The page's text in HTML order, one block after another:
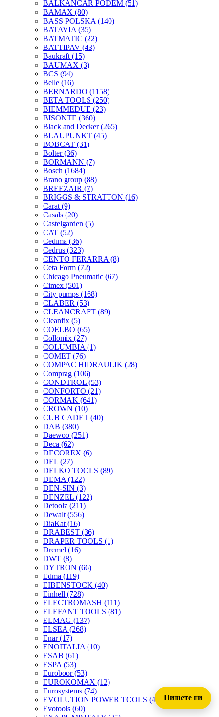
BALKANCAR PODEM (51)
BAMAX (80)
BASS POLSKA (140)
BATAVIA (35)
BATMATIC (22)
BATTIPAV (43)
Baukraft (15)
BAUMAX (3)
BCS (94)
Belle (16)
BERNARDO (1158)
BETA TOOLS (250)
BIEMMEDUE (23)
BISONTE (360)
Black and Decker(265)
BLAUPUNKT (45)
BOBCAT (31)
Bolter(36)
BORMANN (7)
Bosch (1684)
Brano group (88)
BREEZAIR (7)
BRIGGS & STRATTON (16)
Carat (9)
Casals (20)
Castelgarden (5)
CAT (52)
Cedima (36)
Cedrus (323)
CENTO FERARRA (8)
Ceta Form (72)
Chicago Pneumatic (67)
Cimex (501)
City pumps (168)
CLABER (53)
CLEANCRAFT (89)
Cleanfix (5)
COELBO (65)
Collomix (27)
COLUMBIA (1)
COMET (76)
COMPAC HIDRAULIK (28)
Comprag (106)
CONDTROL (53)
CONFORTO (21)
CORMAK (641)
CROWN (10)
CUB CADET (40)
DAB (380)
Daewoo (251)
Deca (62)
DECOREX (6)
DEL (27)
DELKO TOOLS (89)
DEMA (122)
DEN-SIN (3)
DENZEL (122)
Detoolz (211)
Dewalt (556)
DiaKat (16)
DRABEST (36)
DRAPER TOOLS (1)
Dremel (16)
DWT (8)
DYTRON (66)
Edma (119)
EIBENSTOCK (40)
Einhell (728)
ELECTROMASH (111)
ELEFANT TOOLS (81)
ELMAG (137)
ELSEA (268)
Enar(17)
ENOITALIA (10)
ESAB (61)
ESPA (53)
Euroboor(53)
EUROKOMAX (12)
Eurosystems (74)
EVOLUTION POWER TOOLS (45)
Evotools (60)
Пишете ни